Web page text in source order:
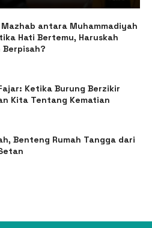
antara Muhammadiyah
Hati Bertemu, Haruskah
Berpisah?
Ketika Burung Berzikir
Kita Tentang Kematian
Benteng Rumah Tangga dari